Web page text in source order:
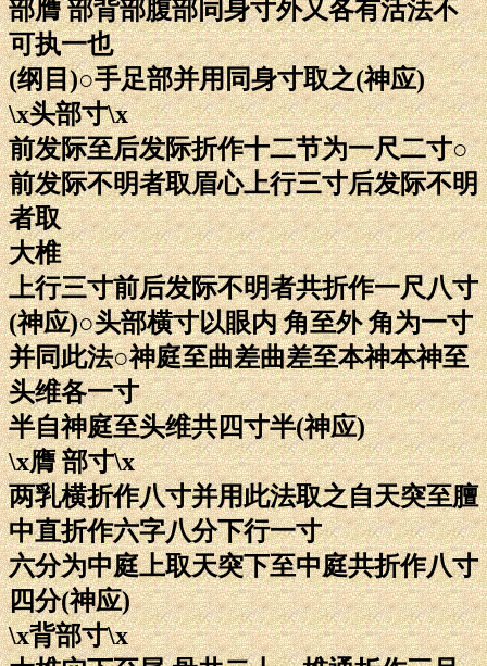
部膺 部背部腹部同身寸外又各有活法不
可执一也
(纲目)○手足部并用同身寸取之(神应)
\x头部寸\x
前发际至后发际折作十二节为一尺二寸○
前发际不明者取眉心上行三寸后发际不明
者取
大椎
上行三寸前后发际不明者共折作一尺八寸
(神应)○头部横寸以眼内 角至外 角为一寸
并同此法○神庭至曲差曲差至本神本神至
头维各一寸
半自神庭至头维共四寸半(神应)
\x膺 部寸\x
两乳横折作八寸并用此法取之自天突至膻
中直折作六字八分下行一寸
六分为中庭上取天突下至中庭共折作八寸
四分(神应)
\x背部寸\x